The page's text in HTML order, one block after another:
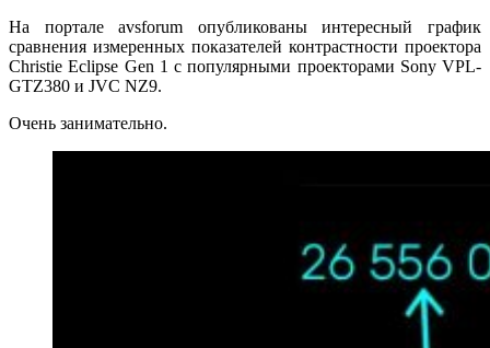
На портале avsforum опубликованы интересный график
сравнения измеренных показателей контрастности проектора
Christie Eclipse Gen 1 с популярными проекторами Sony VPL-
GTZ380 и JVC NZ9.
Очень занимательно.